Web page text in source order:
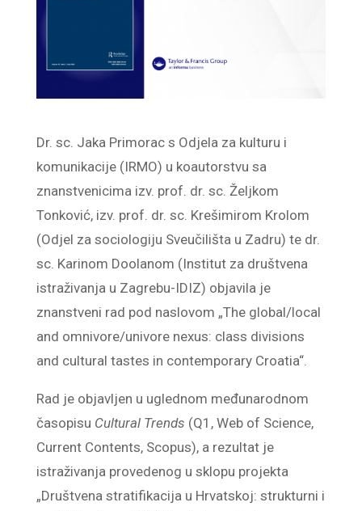
Dr. sc. Jaka Primorac s Odjela za kulturu i
komunikacije (IRMO) u koautorstvu sa
znanstvenicima izv. prof. dr. sc. Željkom
Tonković, izv. prof. dr. sc. Krešimirom Krolom
(Odjel za sociologiju Sveučilišta u Zadru) te dr.
sc. Karinom Doolanom (Institut za društvena
istraživanja u Zagrebu-IDIZ) objavila je
znanstveni rad pod naslovom „The global/local
and omnivore/univore nexus: class divisions
and cultural tastes in contemporary Croatia“.
Rad je objavljen u uglednom međunarodnom
časopisu Cultural Trends (Q1, Web of Science,
Current Contents, Scopus), a rezultat je
istraživanja provedenog u sklopu projekta
„Društvena stratifikacija u Hrvatskoj: strukturni i